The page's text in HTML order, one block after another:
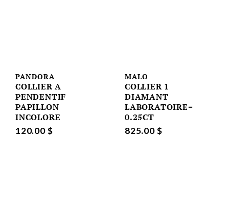
PANDORA
COLLIER A
PENDENTIF
PAPILLON
INCOLORE
120.00 $
MALO
COLLIER 1
DIAMANT
LABORATOIRE=
0.25CT
825.00 $